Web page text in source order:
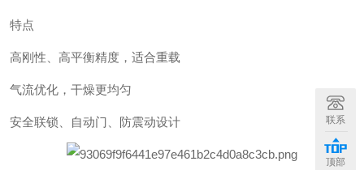
特点
高刚性、高平衡精度，适合重载
气流优化，干燥更均匀
安全联锁、自动门、防震动设计 联系
顶部